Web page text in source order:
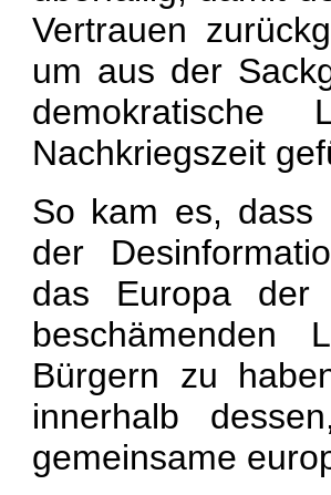
Vertrauen
um aus der
Nachkriegszeit
So kam es, dass
der
das Europa der
Bürgern zu
innerhalb
gemeinsame